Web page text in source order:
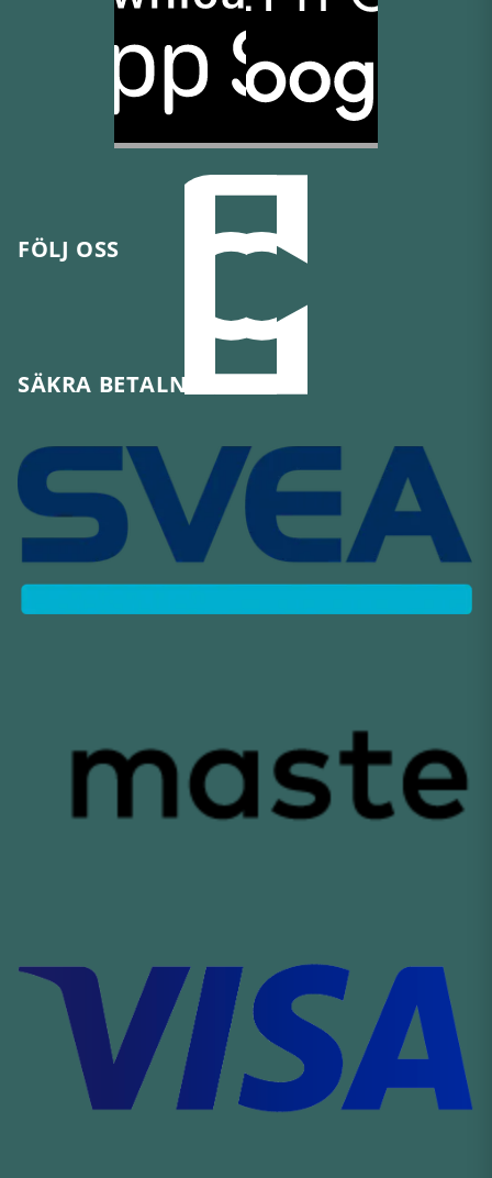
FÖLJ OSS
SÄKRA BETALNINGAR